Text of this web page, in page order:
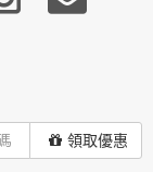
領取優惠